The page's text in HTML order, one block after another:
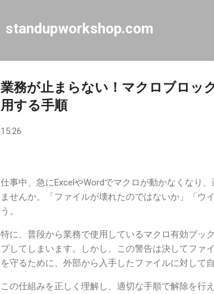
standupworkshop.com
業務が止まらない！マクロブロッ
用する手順
15:26
仕事中、急にExcelやWordでマクロが動かなくなり
ませんか。「ファイルが壊れたのではないか」「ウ
う。
特に、普段から業務で使用しているマクロ有効ブッ
プしてしまいます。しかし、この警告は決してファ
を守るために、外部から入手したファイルに対して
この仕組みを正しく理解し、適切な手順で解除を行